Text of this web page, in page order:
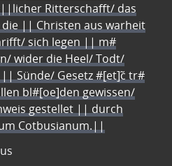
Ritterschafft/ das
die || Christen aus warheit
sich legen || m#
wider die Heel/ Todt/
Sünde/ Gesetz #[et]c̃ tr#
bl#[oe]den gewissen/
gestellet || durch
Cotbusianum.||